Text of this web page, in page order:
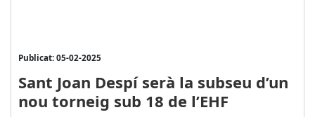
Publicat: 05-02-2025
Sant Joan Despí serà la subseu d’un
nou torneig sub 18 de l’EHF